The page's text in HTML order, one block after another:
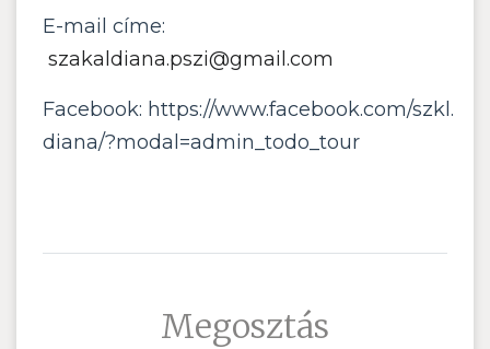
E-mail címe:
szakaldiana.pszi@gmail.com
Facebook: https://www.facebook.com/szkl.
diana/?modal=admin_todo_tour
Megosztás